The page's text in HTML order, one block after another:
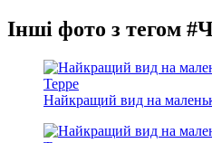
Інші фото з тегом
Найкращий вид на